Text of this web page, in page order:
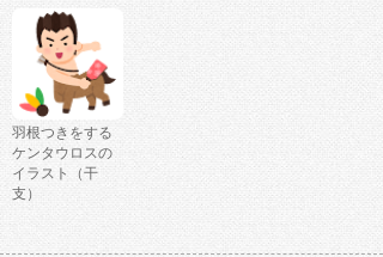
羽根つきをする
ケンタウロスの
イラスト（干
支）